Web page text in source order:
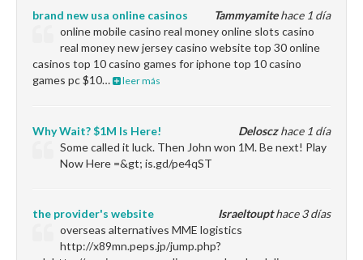
Tammyamitehace 1 día
brand new usa online casinos
online mobile casino real money online slots casino
real money new jersey casino website top 30 online
casinos top 10 casino games for iphone top 10 casino
games pc $10…
leer más
Delosczhace 1 día
Why Wait? $1M Is Here!
Some called it luck. Then John won 1M. Be next! Play
Now Here =&gt; is.gd/pe4qST
Israeltoupthace 3 días
the provider's website
overseas alternatives MME logistics
http://x89mn.peps.jp/jump.php?